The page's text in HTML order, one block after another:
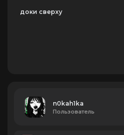
доки сверху
n0kah1ka
Пользователь